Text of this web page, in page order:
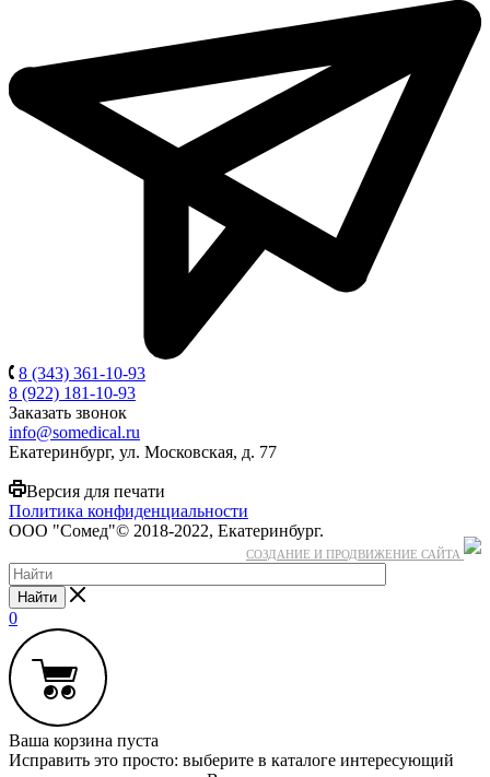
8 (343) 361-10-93
8 (922) 181-10-93
Заказать звонок
info@somedical.ru
Екатеринбург, ул. Московская, д. 77
Версия для печати
Политика конфиденциальности
ООО "Сомед"© 2018-2022, Екатеринбург.
СОЗДАНИЕ И ПРОДВИЖЕНИЕ САЙТА
Найти
0
Ваша корзина пуста
Исправить это просто: выберите в каталоге интересующий